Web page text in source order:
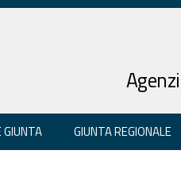
GIUNTA GIUNTA REGIONALE